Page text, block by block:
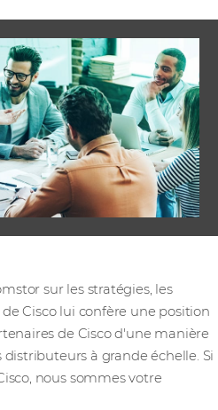
sur les stratégies, les
Cisco lui confère une position
de Cisco d'une manière
à grande échelle. Si
nous sommes votre